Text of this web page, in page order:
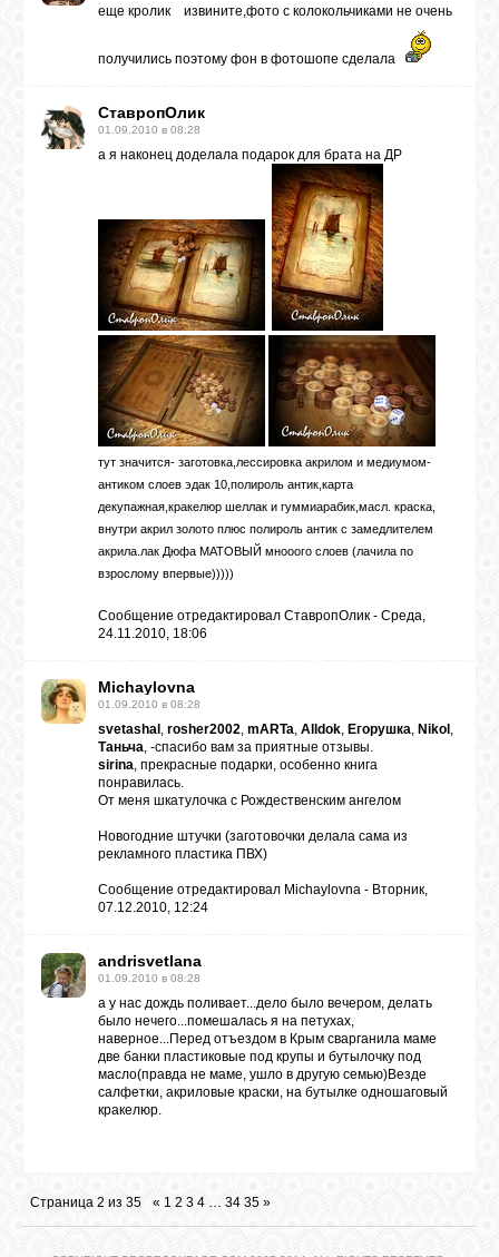
еще кролик извините,фото с колокольчиками не очень
получились поэтому фон в фотошопе сделала
СтавропОлик
01.09.2010 в 08:28
а я наконец доделала подарок для брата на ДР
тут значится- заготовка,лессировка акрилом и медиумом-
антиком слоев эдак 10,полироль антик,карта
декупажная,кракелюр шеллак и гуммиарабик,масл. краска,
внутри акрил золото плюс полироль антик с замедлителем
акрила.лак Дюфа МАТОВЫЙ мнооого слоев (лачила по
взрослому впервые)))))
Сообщение отредактировал СтавропОлик - Среда,
24.11.2010, 18:06
Michaylovna
01.09.2010 в 08:28
svetashal , rosher2002, mARTa, Alldok, Егорушка, Nikol ,
Таньча, -спасибо вам за приятные отзывы.
sirina, прекрасные подарки, особенно книга
понравилась.
От меня шкатулочка с Рождественским ангелом
Новогодние штучки (заготовочки делала сама из
рекламного пластика ПВХ)
Сообщение отредактировал Michaylovna - Вторник,
07.12.2010, 12:24
andrisvetlana
01.09.2010 в 08:28
а у нас дождь поливает...дело было вечером, делать
было нечего...помешалась я на петухах,
наверное...Перед отъездом в Крым сварганила маме
две банки пластиковые под крупы и бутылочку под
масло(правда не маме, ушло в другую семью)Везде
салфетки, акриловые краски, на бутылке одношаговый
кракелюр.
Страница 2 из 35 « 1 2 3 4 … 34 35 »